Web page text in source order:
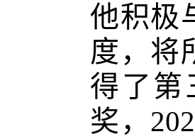
他积极
度，将
得了第
奖，